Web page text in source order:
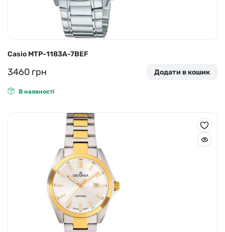
Casio MTP-1183A-7BEF
3460 грн Додати в кошик
В наявності